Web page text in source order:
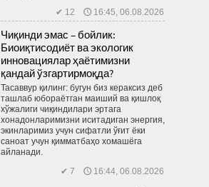
✔ 12 🕔 16:45, 06.08.2026
Чиқинди эмас – бойлик:
Биоиқтисодиёт ва экологик
инновациялар ҳаётимизни
қандай ўзгартирмоқда?
Тасаввур қилинг: бугун биз кераксиз деб
ташлаб юбораётган маиший ва қиш­лоқ
хўжалиги чиқиндилари эртага
хонадонларимизни иситадиган энергия,
экинларимиз учун сифатли ўғит ёки
саноат учун қимматбаҳо хомашёга
айланади.
✔ 7 🕔 16:44, 06.08.2026